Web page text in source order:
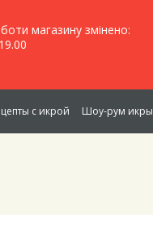
магазину змінено:
с икрой Шоу-рум икры